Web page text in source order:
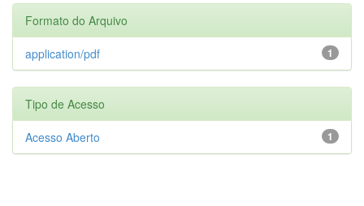
Formato do Arquivo
1
application/pdf
Tipo de Acesso
1
Acesso Aberto